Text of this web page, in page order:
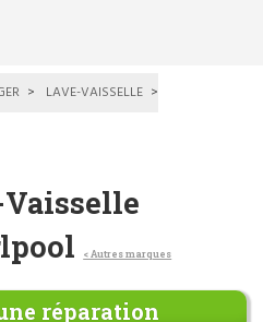
LAVE-VAISSELLE
< Autres marques
réparation